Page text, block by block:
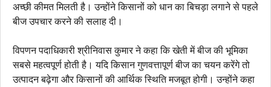
अच्छी कीमत मिलती है। उन्होंने किसानों को धान का बिचड़ा लगाने से पहले
बीज उपचार करने की सलाह दी।
विपणन पदाधिकारी श्रीनिवास कुमार ने कहा कि खेती में बीज की भूमिका
सबसे महत्वपूर्ण होती है। यदि किसान गुणवत्तापूर्ण बीज का चयन करेंगे तो
उत्पादन बढ़ेगा और किसानों की आर्थिक स्थिति मजबूत होगी। उन्होंने कहा